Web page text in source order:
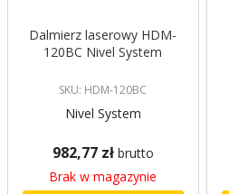
Dalmierz laserowy HDM-
120BC Nivel System
SKU: HDM-120BC
Nivel System
982,77 zł brutto
Brak w magazynie